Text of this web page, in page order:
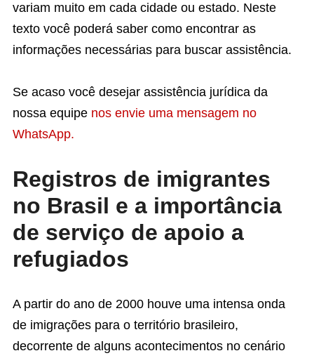
variam muito em cada cidade ou estado. Neste
texto você poderá saber como encontrar as
informações necessárias para buscar assistência.
Se acaso você desejar assistência jurídica da
nossa equipe nos envie uma mensagem no
WhatsApp.
Registros de imigrantes
no Brasil e a importância
de serviço de apoio a
refugiados
A partir do ano de 2000 houve uma intensa onda
de imigrações para o território brasileiro,
decorrente de alguns acontecimentos no cenário